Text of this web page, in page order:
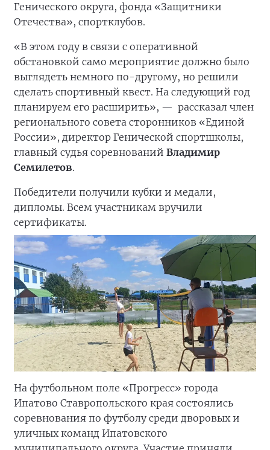
Пляж, парк Шевченко, стадион «Строитель».
На каждой локации участников ждало одно
спортивное задание, чтобы заработать баллы
и одно интеллектуальное, чтобы попасть на
следующую точку. Интеллектуальные задания
подготовили активисты «Молодой Гвардии
Единой России»: спорт-сканворд, спортивные
шифры, ребусы, кроссворды, где-то нужно
было использовать азбуку Морзе. В квесте
приняли участие команды депутатов
облдумы, журналистов, МЧС, администрации
Отечества», спортклубов.
«В этом году в связи с оперативной
обстановкой само мероприятие должно было
выглядеть немного по-другому, но решили
сделать спортивный квест. На следующий год
планируем его расширить», — рассказал член
регионального совета сторонников «Единой
России», директор Генической спортшколы,
главный судья соревнованийВладимир
Семилетов.
Победители получили кубки и медали,
дипломы. Всем участникам вручили
сертификаты.